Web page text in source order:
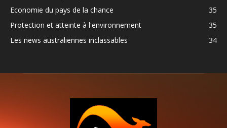
Economie du pays de la chance
35
Protection et atteinte à l'environnement
35
Les news australiennes inclassables
34